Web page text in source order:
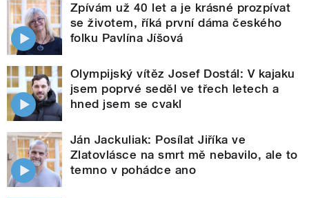
Zpívám už 40 let a je krásné prozpívat
se životem, říká první dáma českého
folku Pavlína Jíšová
Olympijský vítěz Josef Dostál: V kajaku
jsem poprvé seděl ve třech letech a
hned jsem se cvakl
Ján Jackuliak: Posílat Jiříka ve
Zlatovlásce na smrt mě nebavilo, ale to
temno v pohádce ano